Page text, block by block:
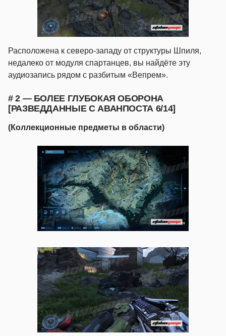
Расположена к северо-западу от структуры Шпиля,
недалеко от модуля спартанцев, вы найдёте эту
аудиозапись рядом с разбитым «Вепрем».
# 2 — БОЛЕЕ ГЛУБОКАЯ ОБОРОНА
[РАЗВЕДДАННЫЕ С АВАНПОСТА 6/14]
(Коллекционные предметы в области)